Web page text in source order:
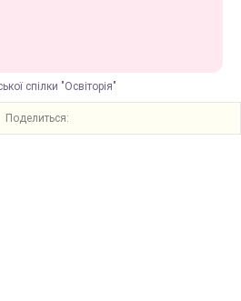
спілки "Освіторія"
Поделиться: